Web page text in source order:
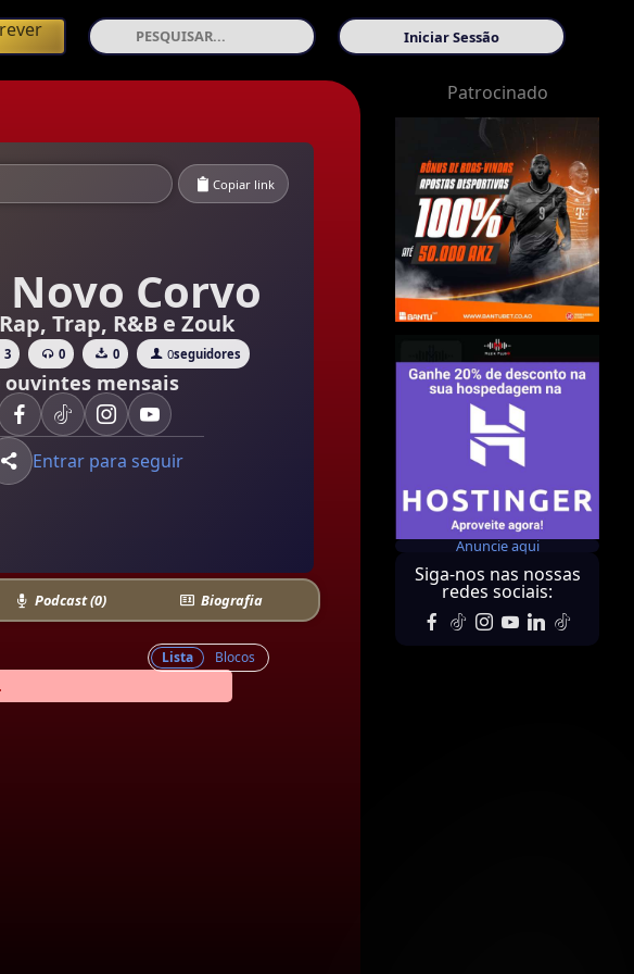
Iniciar Sessão
Copiar link
Novo Corvo
Trap, R&B e Zouk
3 0 0 0seguidores
ouvintes mensais
Entrar para seguir
Podcast (0) Biografia
Lista
Blocos
Patrocinado
Anuncie aqui
Siga-nos nas nossas
redes sociais: